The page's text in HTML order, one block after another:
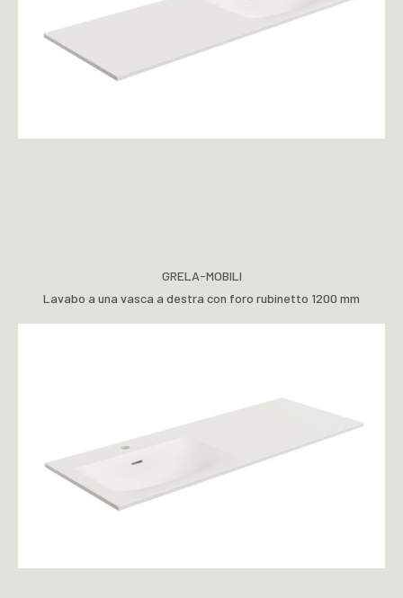
GRELA-MOBILI
Lavabo a una vasca a destra con foro rubinetto 1200 mm